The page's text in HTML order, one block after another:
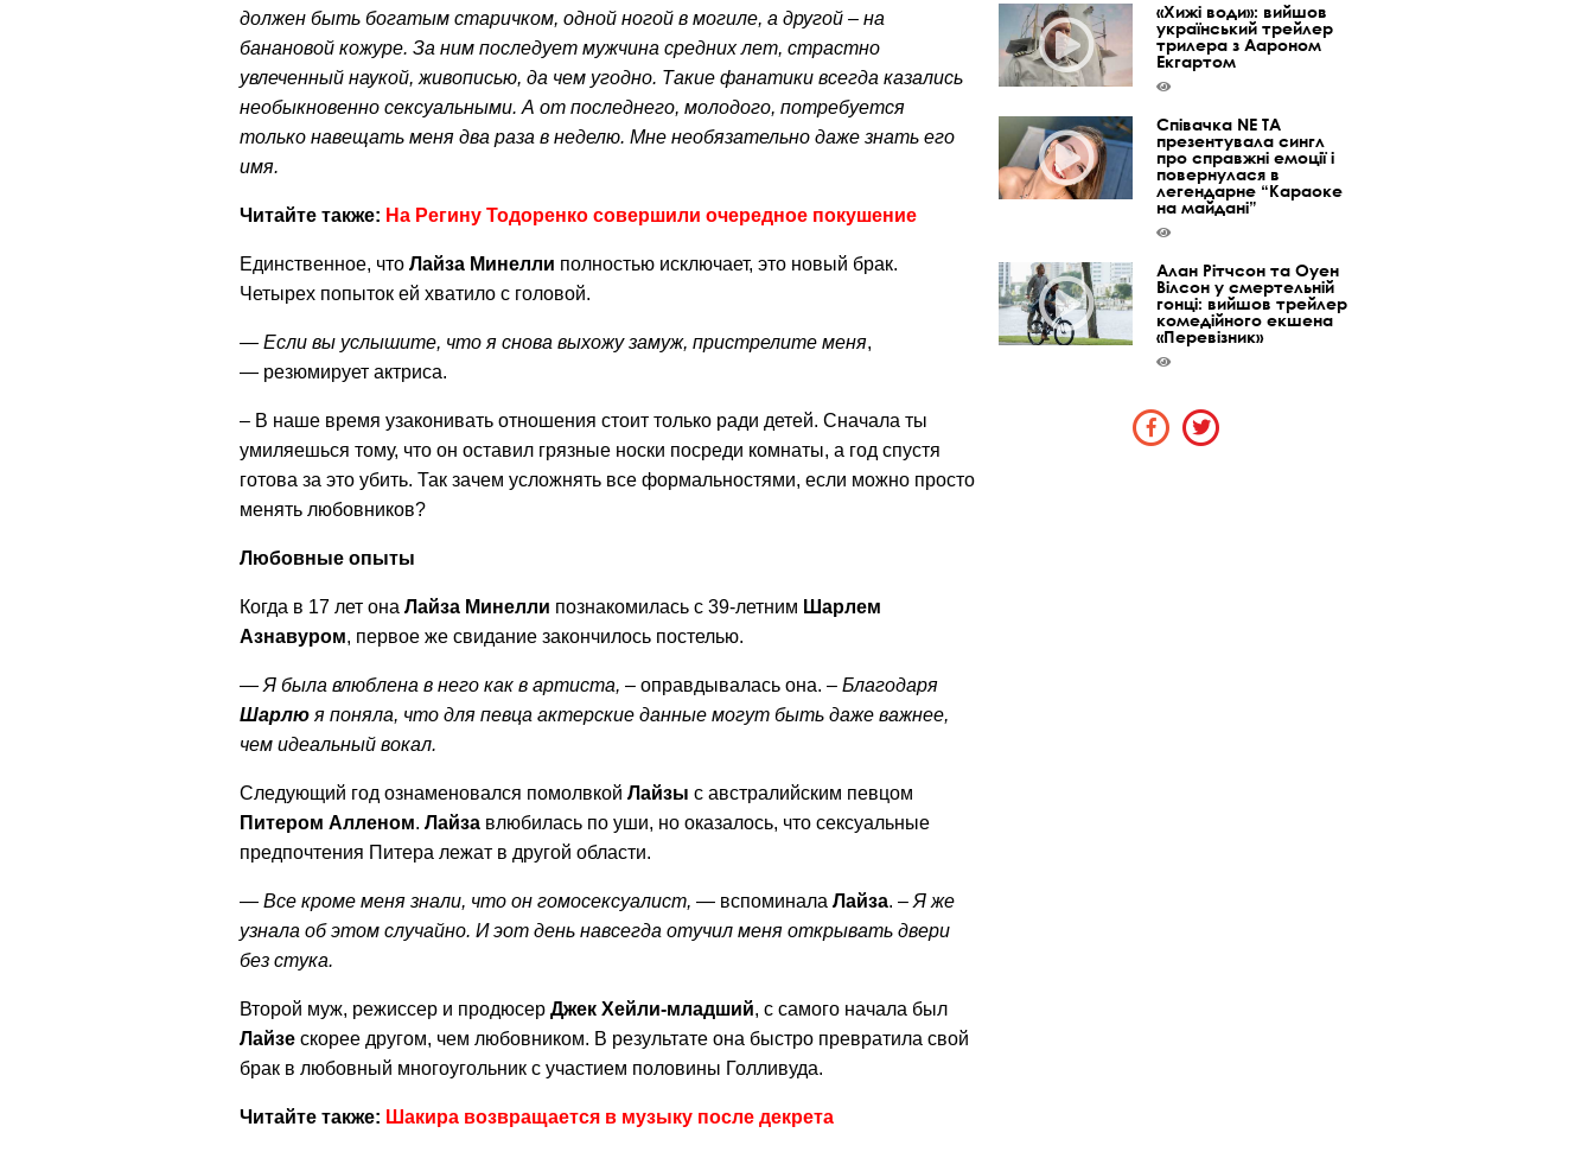
должен быть богатым старичком, одной ногой в могиле, а другой – на
банановой кожуре. За ним последует мужчина средних лет, страстно
увлеченный наукой, живописью, да чем угодно. Такие фанатики всегда казались
необыкновенно сексуальными. А от последнего, молодого, потребуется
только навещать меня два раза в неделю. Мне необязательно даже знать его
имя.
Читайте также: На Регину Тодоренко совершили очередное покушение
Единственное, что Лайза Минелли полностью исключает, это новый брак.
Четырех попыток ей хватило с головой.
— Если вы услышите, что я снова выхожу замуж, пристрелите меня,
— резюмирует актриса.
– В наше время узаконивать отношения стоит только ради детей. Сначала ты
умиляешься тому, что он оставил грязные носки посреди комнаты, а год спустя
готова за это убить. Так зачем усложнять все формальностями, если можно просто
менять любовников?
Любовные опыты
Когда в 17 лет она Лайза Минелли познакомилась с 39-летним Шарлем
Азнавуром, первое же свидание закончилось постелью.
— Я была влюблена в него как в артиста, – оправдывалась она. – Благодаря
Шарлю я поняла, что для певца актерские данные могут быть даже важнее,
чем идеальный вокал.
Следующий год ознаменовался помолвкой Лайзы с австралийским певцом
Питером Алленом. Лайза влюбилась по уши, но оказалось, что сексуальные
предпочтения Питера лежат в другой области.
— Все кроме меня знали, что он гомосексуалист, — вспоминала Лайза. – Я же
узнала об этом случайно. И эот день навсегда отучил меня открывать двери
без стука.
Второй муж, режиссер и продюсер Джек Хейли-младший, с самого начала был
Лайзе скорее другом, чем любовником. В результате она быстро превратила свой
брак в любовный многоугольник с участием половины Голливуда.
Читайте также: Шакира возвращается в музыку после декрета
«Хижі води»: вийшов
український трейлер
трилера з Аароном
Екгартом
Співачка NE TA
презентувала сингл
про справжні емоції і
повернулася в
легендарне “Караоке
на майдані”
Алан Рітчсон та Оуен
Вілсон у смертельній
гонці: вийшов трейлер
комедійного екшена
«Перевізник»